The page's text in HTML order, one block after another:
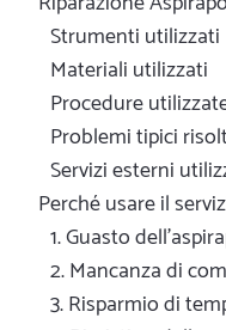
Strumenti utilizzati
Materiali utilizzati
Procedure
Problemi tipici
Servizi esterni
Perché usare il
1. Guasto
2. Mancanza di
3. Risparmio di